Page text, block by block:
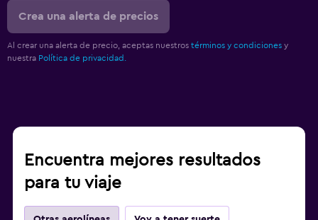
Crea una alerta de precios
Al crear una alerta de precio, aceptas nuestros términos y condiciones y
nuestra Política de privacidad.
Encuentra mejores resultados
para tu viaje